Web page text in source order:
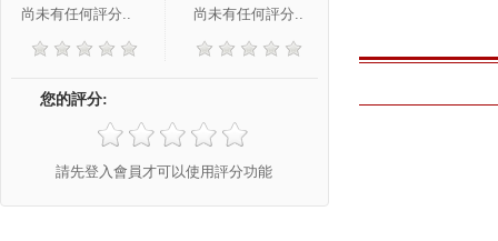
尚未有任何評分.. 尚未有任何評分..
您的評分:
請先登入會員才可以使用評分功能